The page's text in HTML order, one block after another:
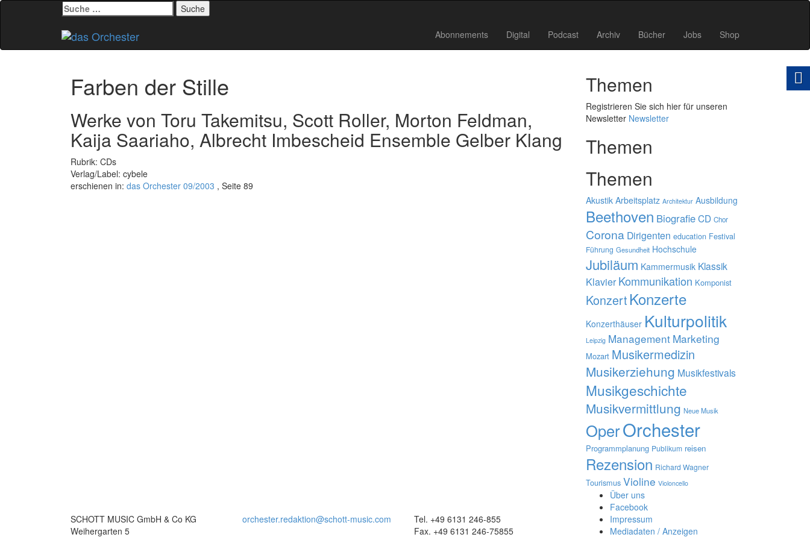
Suche
nach:
springen
Abonnements Digital Podcast Archiv Bücher Jobs Shop
Farben der Stille
Werke von Toru Takemitsu, Scott Roller, Morton Feldman,
Kaija Saariaho, Albrecht Imbescheid Ensemble Gelber Klang
Rubrik: CDs
Verlag/Label: cybele
erschienen in: das Orchester 09/2003 , Seite 89
Themen
Registrieren Sie sich hier für unseren
Newsletter Newsletter
Themen
Themen
Akustik Arbeitsplatz Architektur Ausbildung
Beethoven BiografieCD Chor
Corona Dirigenten education Festival
Führung Gesundheit Hochschule
Jubiläum Kammermusik Klassik
Klavier Kommunikation Komponist
Konzert Konzerte
Konzerthäuser Kulturpolitik
Leipzig Management Marketing
Mozart Musikermedizin
Musikerziehung Musikfestivals
Musikgeschichte
Musikvermittlung Neue Musik
OperOrchester
Programmplanung Publikum reisen
Rezension Richard Wagner
Tourismus Violine Violoncello
SCHOTT MUSIC GmbH & Co KG
Weihergarten 5
orchester.redaktion@schott-music.com
Tel. +49 6131 246-855
Fax. +49 6131 246-75855
Über uns
Facebook
Impressum
Mediadaten / Anzeigen